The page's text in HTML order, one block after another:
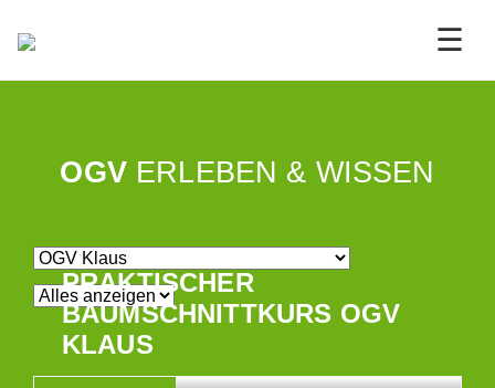
☰
OGVERLEBEN & WISSEN
PRAKTISCHER
BAUMSCHNITTKURS OGV
KLAUS